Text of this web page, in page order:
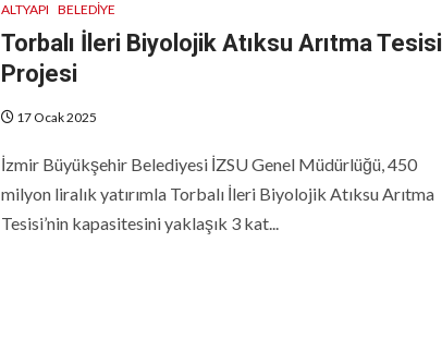
ALTYAPI BELEDIYE
Torbalı İleri Biyolojik Atıksu Arıtma Tesisi
Projesi
17 Ocak 2025
İzmir Büyükşehir Belediyesi İZSU Genel Müdürlüğü, 450
milyon liralık yatırımla Torbalı İleri Biyolojik Atıksu Arıtma
Tesisi’nin kapasitesini yaklaşık 3 kat...